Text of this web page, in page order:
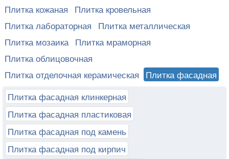
Плитка кожаная Плитка кровельная
Плитка лабораторная Плитка металлическая
Плитка мозаика Плитка мраморная
Плитка облицовочная
Плитка отделочная керамическая Плитка фасадная
Плитка фасадная клинкерная
Плитка фасадная пластиковая
Плитка фасадная под камень
Плитка фасадная под кирпич